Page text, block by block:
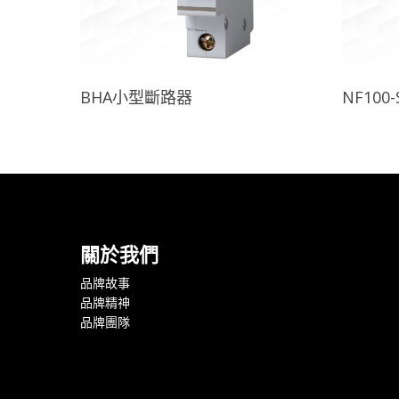
查看內容
BHA小型斷路器
關於我們
品牌故事
品牌精神
品牌團隊